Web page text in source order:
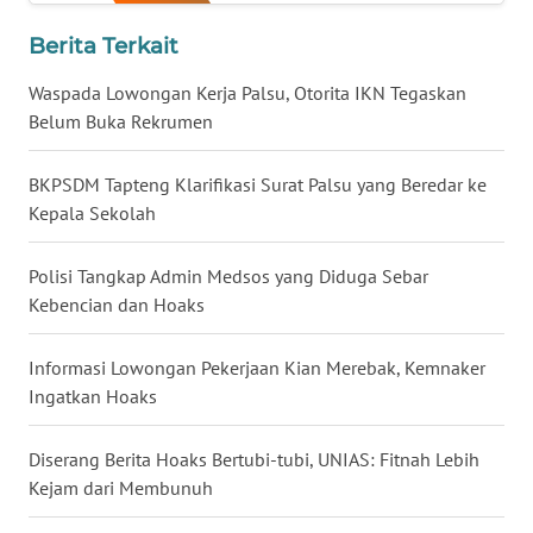
Berita Terkait
Waspada Lowongan Kerja Palsu, Otorita IKN Tegaskan
Belum Buka Rekrumen
BKPSDM Tapteng Klarifikasi Surat Palsu yang Beredar ke
Kepala Sekolah
Polisi Tangkap Admin Medsos yang Diduga Sebar
Kebencian dan Hoaks
Informasi Lowongan Pekerjaan Kian Merebak, Kemnaker
Ingatkan Hoaks
Diserang Berita Hoaks Bertubi-tubi, UNIAS: Fitnah Lebih
Kejam dari Membunuh
BABEL
WN
SUMSEL
WN
BENGKULU
WN
LAMPUNG
WN
JATENG